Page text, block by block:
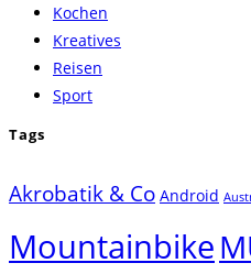
Kochen
Kreatives
Reisen
Sport
Tags
Akrobatik & Co Android
Mountainbike